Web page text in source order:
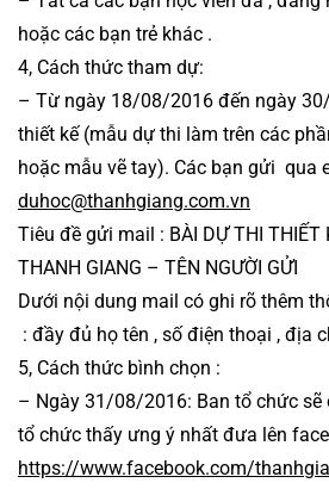
hoặc các bạn trẻ khác .
4, Cách thức tham dự:
– Từ ngày 18/08/2016 đến ngày
thiết kế (mẫu dự thi làm trên các
duhoc@thanhgiang.com.vn
Tiêu đề gửi mail : BÀI DỰ THI THIẾT
THANH GIANG – TÊN NGƯỜI GỬI
Dưới nội dung mail có ghi rõ thêm
: đầy đủ họ tên , số điện thoại , địa
5, Cách thức bình chọn :
– Ngày 31/08/2016: Ban tổ chức sẽ
https://www.facebook.com/